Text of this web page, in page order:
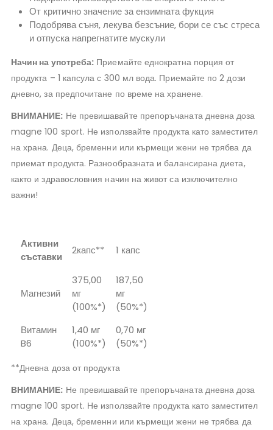
От критично значение за ензимната фукция
Подобрява съня, лекува безсъние, бори се със стреса
и отпуска напрегнатите мускули
Начин на употреба: Приемайте еднократна порция от
продукта – 1 капсула с 300 мл вода. Приемайте по 2 дози
дневно, за предпочитане по време на хранене.
ВНИМАНИЕ: Не превишавайте препоръчаната дневна доза
magne 100 sport. Не използвайте продукта като заместител
на храна. Деца, бременни или кърмещи жени не трябва да
приемат продукта. Разнообразната и балансирана диета,
както и здравословния начин на живот са изключително
важни!
Активни
съставки
2капс** 1 капс
Магнезий
375,00
мг
(100%*)
187,50
мг
(50%*)
Витамин
B6
1,40 мг
(100%*)
0,70 мг
(50%*)
**Дневна доза от продукта
ВНИМАНИЕ: Не превишавайте препоръчаната дневна доза
magne 100 sport. Не използвайте продукта като заместител
на храна. Деца, бременни или кърмещи жени не трябва да